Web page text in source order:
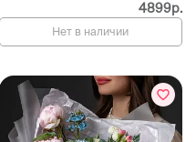
4899р.
Нет в наличии